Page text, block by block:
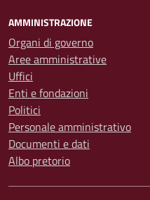
AMMINISTRAZIONE
Organi di governo
Aree amministrative
Uffici
Enti e fondazioni
Politici
Personale amministrativo
Documenti e dati
Albo pretorio